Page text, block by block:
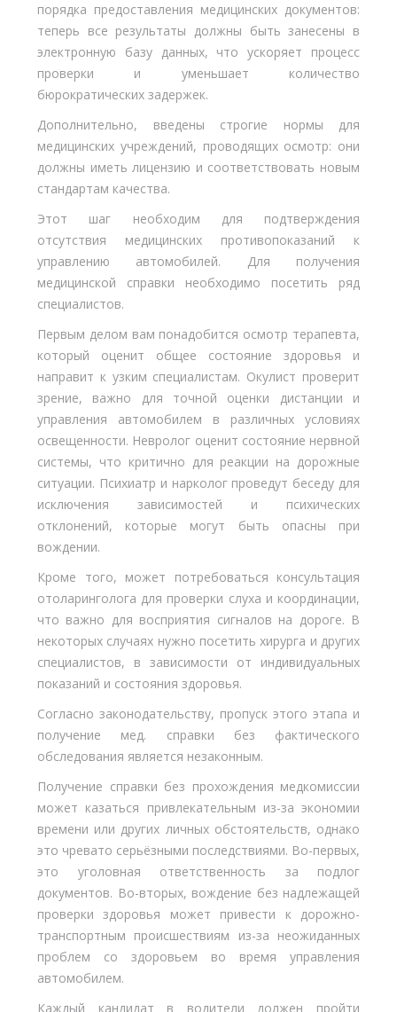
порядка предоставления медицинских документов:
теперь все результаты должны быть занесены в
электронную базу данных, что ускоряет процесс
проверки и уменьшает количество
бюрократических задержек.
Дополнительно, введены строгие нормы для
медицинских учреждений, проводящих осмотр: они
должны иметь лицензию и соответствовать новым
стандартам качества.
Этот шаг необходим для подтверждения
отсутствия медицинских противопоказаний к
управлению автомобилей. Для получения
медицинской справки необходимо посетить ряд
специалистов.
Первым делом вам понадобится осмотр терапевта,
который оценит общее состояние здоровья и
направит к узким специалистам. Окулист проверит
зрение, важно для точной оценки дистанции и
управления автомобилем в различных условиях
освещенности. Невролог оценит состояние нервной
системы, что критично для реакции на дорожные
ситуации. Психиатр и нарколог проведут беседу для
исключения зависимостей и психических
отклонений, которые могут быть опасны при
вождении.
Кроме того, может потребоваться консультация
отоларинголога для проверки слуха и координации,
что важно для восприятия сигналов на дороге. В
некоторых случаях нужно посетить хирурга и других
специалистов, в зависимости от индивидуальных
показаний и состояния здоровья.
Согласно законодательству, пропуск этого этапа и
получение мед. справки без фактического
обследования является незаконным.
Получение справки без прохождения медкомиссии
может казаться привлекательным из-за экономии
времени или других личных обстоятельств, однако
это чревато серьёзными последствиями. Во-первых,
это уголовная ответственность за подлог
документов. Во-вторых, вождение без надлежащей
проверки здоровья может привести к дорожно-
транспортным происшествиям из-за неожиданных
проблем со здоровьем во время управления
автомобилем.
Каждый кандидат в водители должен пройти